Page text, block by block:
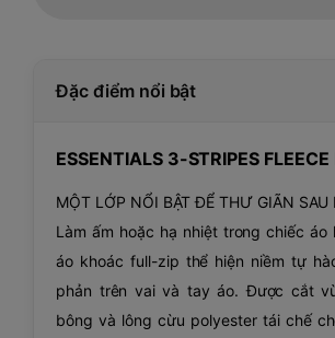
Đặc điểm nổi bật
ESSENTIALS 3-STRIPES
MỘT LỚP NỔI BẬT ĐỂ THƯ GIÃN SAU
Làm ấm hoặc hạ nhiệt trong chiếc áo
áo khoác full-zip thể hiện niềm tự
phản trên vai và tay áo. Được cắt
bông và lông cừu polyester tái chế